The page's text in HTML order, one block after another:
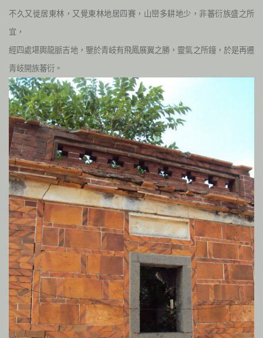
不久又徙居東林，又覺東林地居四賽，山巒多耕地少，非蕃衍族盛之所
宜，
經四處堪輿龍脈吉地，鑒於青岐有飛鳳展翼之勝，靈氣之所鐘，於是再遷
青岐開族蕃衍。